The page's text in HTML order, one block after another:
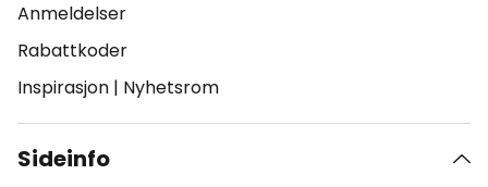
Anmeldelser
Rabattkoder
Inspirasjon | Nyhetsrom
Sideinfo